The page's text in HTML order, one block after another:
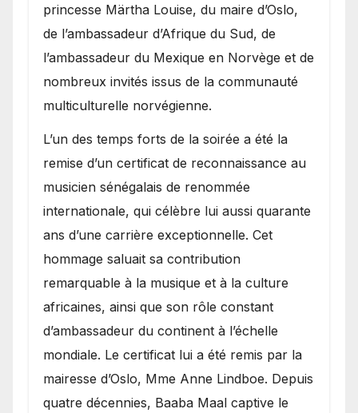
princesse Märtha Louise, du maire d’Oslo,
de l’ambassadeur d’Afrique du Sud, de
l’ambassadeur du Mexique en Norvège et de
nombreux invités issus de la communauté
multiculturelle norvégienne.
​L’un des temps forts de la soirée a été la
remise d’un certificat de reconnaissance au
musicien sénégalais de renommée
internationale, qui célèbre lui aussi quarante
ans d’une carrière exceptionnelle. Cet
hommage saluait sa contribution
remarquable à la musique et à la culture
africaines, ainsi que son rôle constant
d’ambassadeur du continent à l’échelle
mondiale. Le certificat lui a été remis par la
mairesse d’Oslo, Mme Anne Lindboe. Depuis
quatre décennies, Baaba Maal captive le